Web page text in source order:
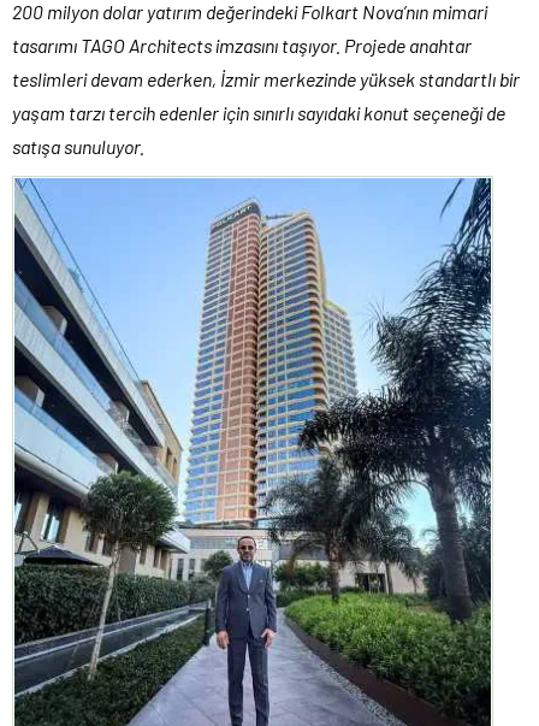
200 milyon dolar yatırım değerindeki Folkart Nova’nın mimari
tasarımı TAGO Architects imzasını taşıyor. Projede anahtar
teslimleri devam ederken, İzmir merkezinde yüksek standartlı bir
yaşam tarzı tercih edenler için sınırlı sayıdaki konut seçeneği de
satışa sunuluyor.